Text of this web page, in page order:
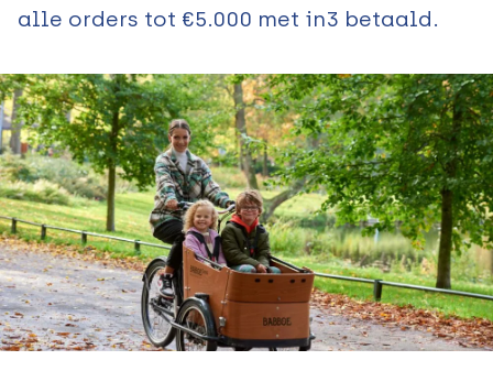
alle orders tot €5.000 met in3 betaald.